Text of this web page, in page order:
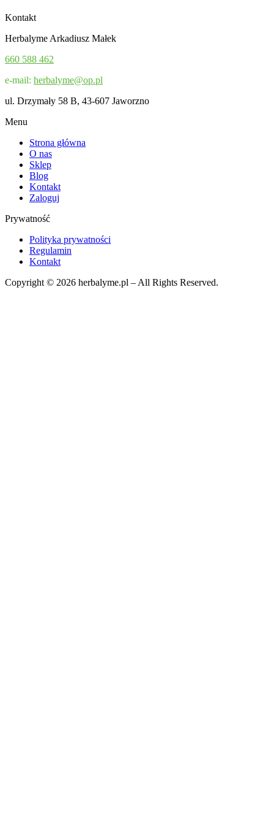
Kontakt
Herbalyme Arkadiusz Małek
660 588 462
e-mail: herbalyme@op.pl
ul. Drzymały 58 B, 43-607 Jaworzno
Menu
Strona główna
O nas
Sklep
Blog
Kontakt
Zaloguj
Prywatność
Polityka prywatności
Regulamin
Kontakt
Copyright © 2026 herbalyme.pl – All Rights Reserved.